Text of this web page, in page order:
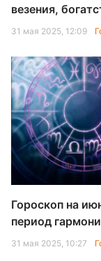
везения,
31 мая 2025, 12:09
Гороскоп на
период
31 мая 2025, 10:27